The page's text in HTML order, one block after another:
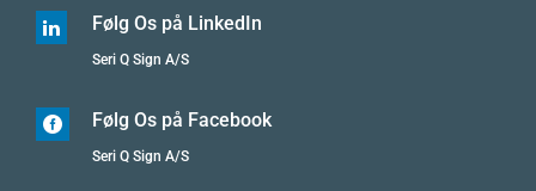
 Følg Os på LinkedIn
Seri Q Sign A/S
 Følg Os på Facebook
Seri Q Sign A/S